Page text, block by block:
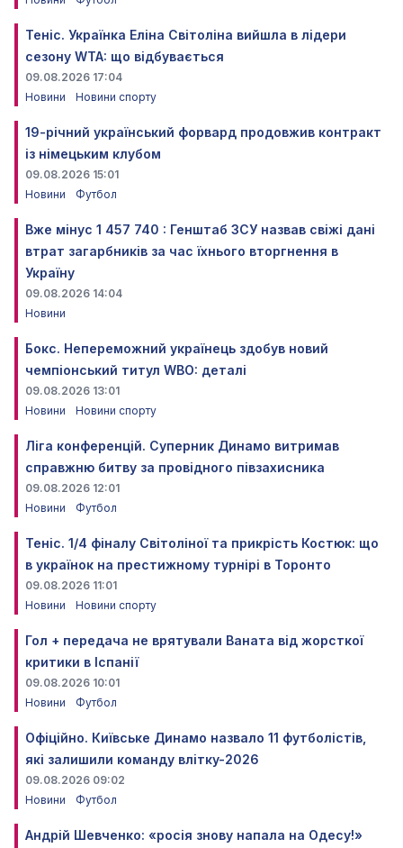
Теніс. Українка Еліна Світоліна вийшла в лідери
сезону WTA: що відбувається
09.08.2026 17:04
Новини
Новини спорту
19-річний український форвард продовжив контракт
із німецьким клубом
09.08.2026 15:01
Новини
Футбол
Вже мінус 1 457 740 : Генштаб ЗСУ назвав свіжі дані
втрат загарбників за час їхнього вторгнення в
Україну
09.08.2026 14:04
Новини
Бокс. Непереможний українець здобув новий
чемпіонський титул WBO: деталі
09.08.2026 13:01
Новини
Новини спорту
Ліга конференцій. Суперник Динамо витримав
справжню битву за провідного півзахисника
09.08.2026 12:01
Новини
Футбол
Теніс. 1/4 фіналу Світоліної та прикрість Костюк: що
в українок на престижному турнірі в Торонто
09.08.2026 11:01
Новини
Новини спорту
Гол + передача не врятували Ваната від жорсткої
критики в Іспанії
09.08.2026 10:01
Новини
Футбол
Офіційно. Київське Динамо назвало 11 футболістів,
які залишили команду влітку-2026
09.08.2026 09:02
Новини
Футбол
Андрій Шевченко: «росія знову напала на Одесу!»